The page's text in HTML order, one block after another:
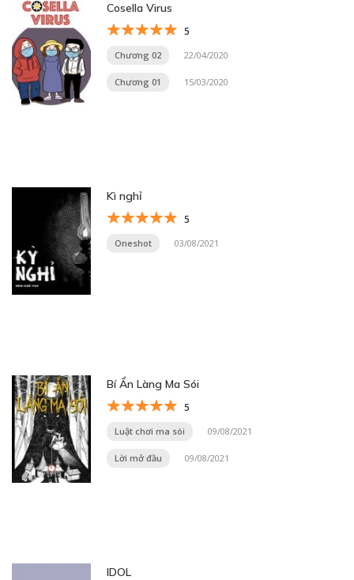
Cosella Virus
5
Chương 02 22/04/2020
Chương 01 15/03/2020
Kì nghỉ
5
Oneshot 03/08/2021
Bí Ẩn Làng Ma Sói
5
Luật chơi ma sói 09/08/2021
Lời mở đầu 09/08/2021
IDOL